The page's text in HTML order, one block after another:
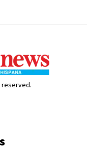
reserved.